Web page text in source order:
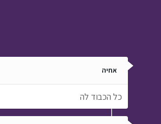
אחיה
כל הכבוד לה